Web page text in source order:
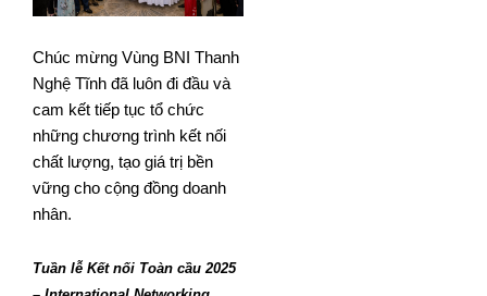
Chúc mừng Vùng BNI Thanh
Nghệ Tĩnh đã luôn đi đầu và
cam kết tiếp tục tổ chức
những chương trình kết nối
chất lượng, tạo giá trị bền
vững cho cộng đồng doanh
nhân.
Tuần lễ Kết nối Toàn cầu 2025